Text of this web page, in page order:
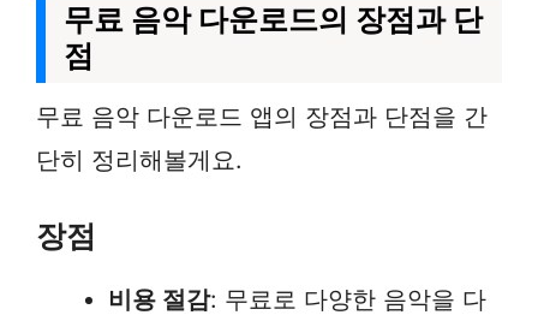
무료 음악 다운로드의 장점과 단
점
무료 음악 다운로드 앱의 장점과 단점을 간
단히 정리해볼게요.
장점
비용 절감: 무료로 다양한 음악을 다